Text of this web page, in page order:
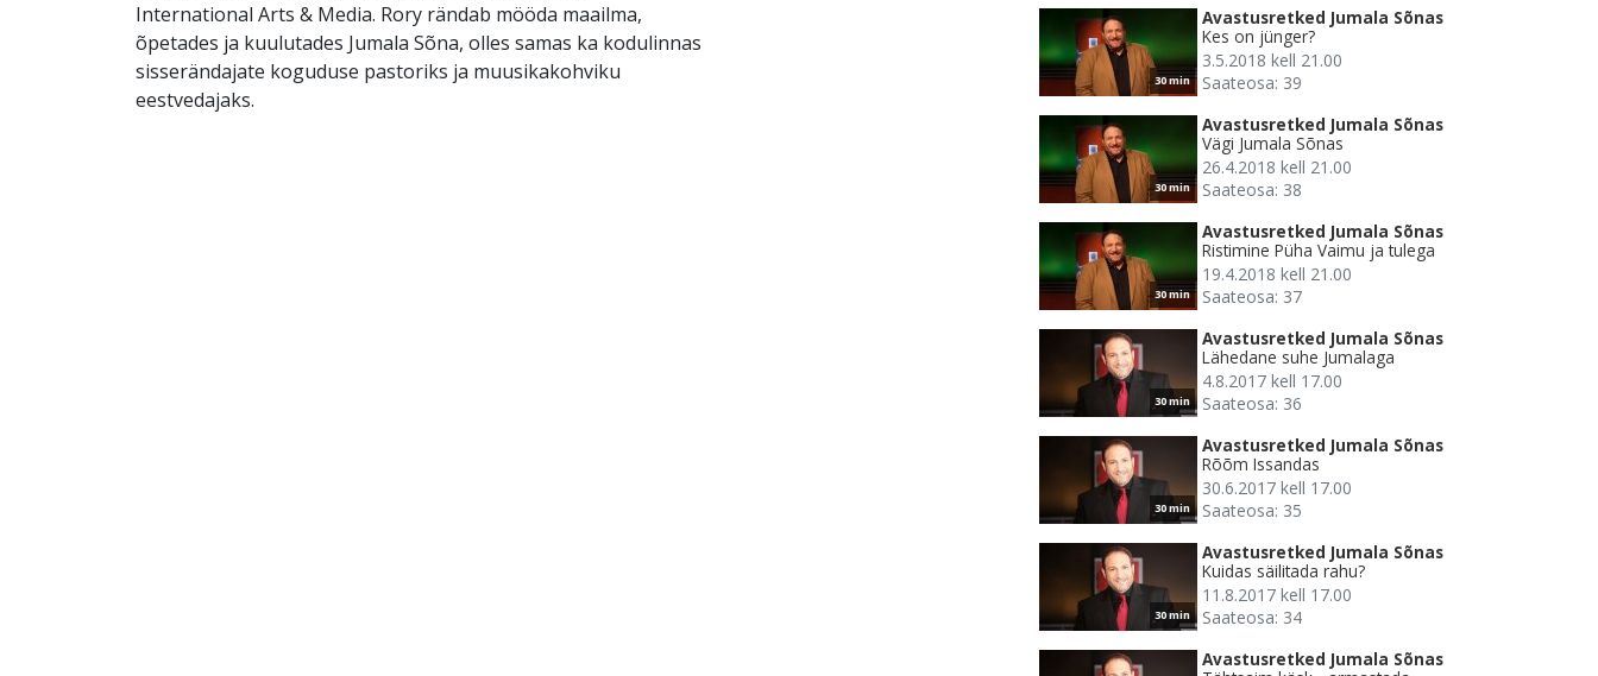
International Arts & Media. Rory rändab mööda maailma,
õpetades ja kuulutades Jumala Sõna, olles samas ka kodulinnas
sisserändajate koguduse pastoriks ja muusikakohviku
eestvedajaks.
30 min
Avastusretked Jumala Sõnas
Kes on jünger?
3.5.2018 kell 21.00
Saateosa: 39
30 min
Avastusretked Jumala Sõnas
Vägi Jumala Sõnas
26.4.2018 kell 21.00
Saateosa: 38
30 min
Avastusretked Jumala Sõnas
Ristimine Püha Vaimu ja tulega
19.4.2018 kell 21.00
Saateosa: 37
30 min
Avastusretked Jumala Sõnas
Lähedane suhe Jumalaga
4.8.2017 kell 17.00
Saateosa: 36
30 min
Avastusretked Jumala Sõnas
Rõõm Issandas
30.6.2017 kell 17.00
Saateosa: 35
30 min
Avastusretked Jumala Sõnas
Kuidas säilitada rahu?
11.8.2017 kell 17.00
Saateosa: 34
Avastusretked Jumala Sõnas